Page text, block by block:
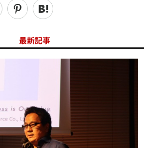
最新記事